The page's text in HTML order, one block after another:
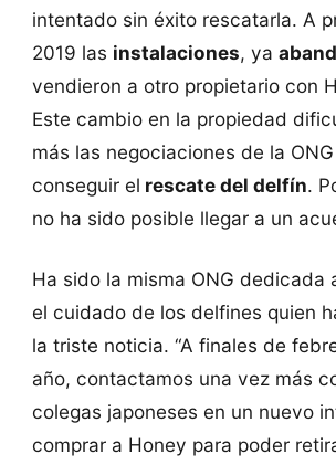
intentado sin éxito rescatarla. A
2019 las instalaciones, ya
vendieron a otro propietario con
Este cambio en la propiedad
más las negociaciones de la
conseguir el rescate del delfín.
no ha sido posible llegar a un
Ha sido la misma ONG dedicada
el cuidado de los delfines quien
la triste noticia. “A finales de
año, contactamos una vez más
colegas japoneses en un nuevo
comprar a Honey para poder